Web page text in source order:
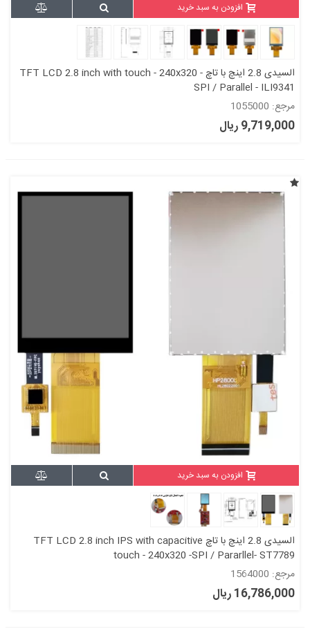
افزودن به سبد خرید
السیدی 2.8 اینچ با تاچ TFT LCD 2.8 inch with touch - 240x320 -
SPI / Parallel - ILI9341
مرجع: 1055000
9,719,000 ریال
افزودن به سبد خرید
السیدی 2.8 اینچ با تاچ TFT LCD 2.8 inch IPS with capacitive
touch - 240x320 -SPI / Pararllel- ST7789
مرجع: 1564000
16,786,000 ریال